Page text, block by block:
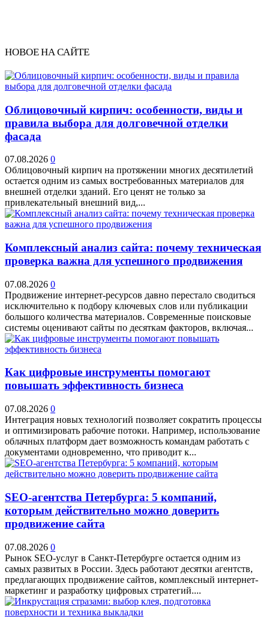
НОВОЕ НА САЙТЕ
Облицовочный кирпич: особенности, виды и
правила выбора для долговечной отделки
фасада
07.08.2026 0
Облицовочный кирпич на протяжении многих десятилетий
остается одним из самых востребованных материалов для
внешней отделки зданий. Его ценят не только за
привлекательный внешний вид,...
Комплексный анализ сайта: почему техническая
проверка важна для успешного продвижения
07.08.2026 0
Продвижение интернет-ресурсов давно перестало сводиться
исключительно к подбору ключевых слов или публикации
большого количества материалов. Современные поисковые
системы оценивают сайты по десяткам факторов, включая...
Как цифровые инструменты помогают
повышать эффективность бизнеса
07.08.2026 0
Интеграция новых технологий позволяет сократить процессы
и оптимизировать рабочие потоки. Например, использование
облачных платформ дает возможность командам работать с
документами одновременно, что приводит к...
SEO-агентства Петербурга: 5 компаний,
которым действительно можно доверить
продвижение сайта
07.08.2026 0
Рынок SEO-услуг в Санкт-Петербурге остается одним из
самых развитых в России. Здесь работают десятки агентств,
предлагающих продвижение сайтов, комплексный интернет-
маркетинг и разработку цифровых стратегий....